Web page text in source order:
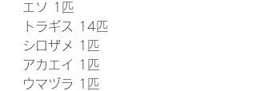
エソ 1匹
トラギス 14匹
シロザメ 1匹
アカエイ 1匹
ウマヅラ 1匹